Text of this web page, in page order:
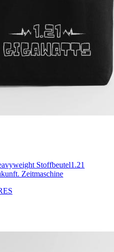
Stoffbeutel1.21
Zeitmaschine